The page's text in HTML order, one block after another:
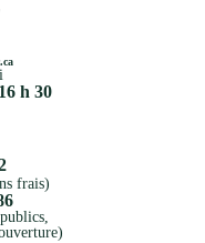
h 30
frais)